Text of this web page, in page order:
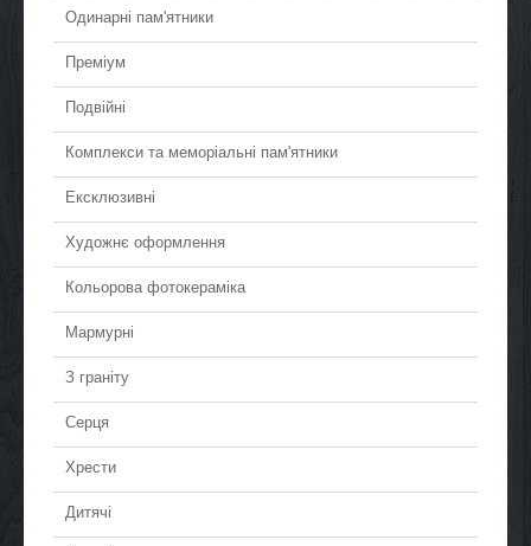
Одинарні пам'ятники
Преміум
Подвійні
Комплекси та меморіальні пам'ятники
Ексклюзивні
Художнє оформлення
Кольорова фотокераміка
Мармурні
З граніту
Серця
Хрести
Дитячі